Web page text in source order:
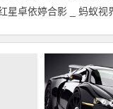
星卓依婷合影 _ 蚂蚁视